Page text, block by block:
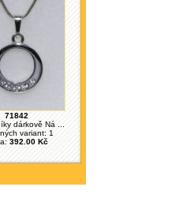
71842
dárkově Ná ...
variant: 1
392.00 Kč